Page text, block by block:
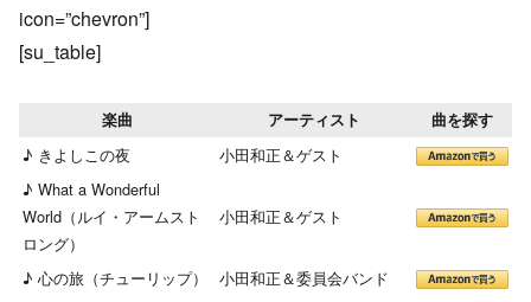
icon=”chevron”]
[su_table]
楽曲 アーティスト 曲を探す
♪ きよしこの夜
小田和正＆ゲスト
♪ What a Wonderful
World（ルイ・アームスト
ロング）
小田和正＆ゲスト
♪ 心の旅（チューリップ）
小田和正＆委員会バンド